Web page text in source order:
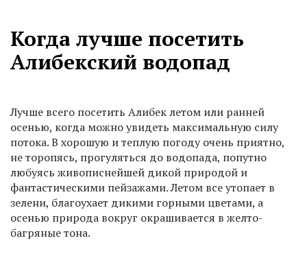
Когда лучше посетить
Алибекский водопад
Лучше всего посетить Алибек летом или ранней
осенью, когда можно увидеть максимальную силу
потока. В хорошую и теплую погоду очень приятно,
не торопясь, прогуляться до водопада, попутно
любуясь живописнейшей дикой природой и
фантастическими пейзажами. Летом все утопает в
зелени, благоухает дикими горными цветами, а
осенью природа вокруг окрашивается в желто-
багряные тона.